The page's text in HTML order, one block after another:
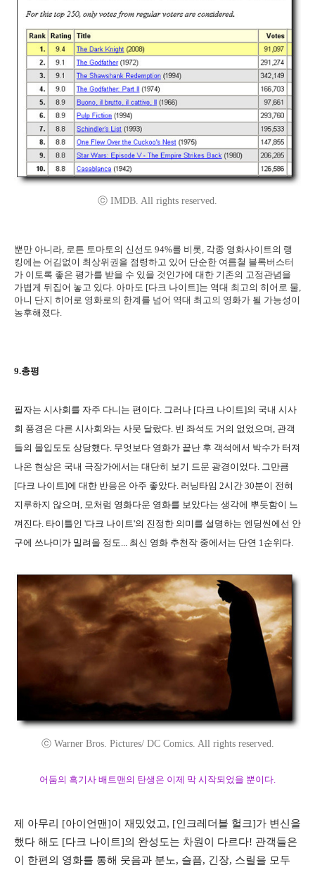
ⓒ IMDB. All rights reserved.
뿐만 아니라, 로튼 토마토의 신선도 94%를 비롯, 각종 영화사이트의 랭
킹에는 어김없이 최상위권을 점령하고 있어 단순한 여름철 블록버스터
가 이토록 좋은 평가를 받을 수 있을 것인가에 대한 기존의 고정관념을
가볍게 뒤집어 놓고 있다. 아마도 [다크 나이트]는 역대 최고의 히어로 물,
아니 단지 히어로 영화로의 한계를 넘어 역대 최고의 영화가 될 가능성이
농후해졌다.
9.총평
필자는 시사회를 자주 다니는 편이다. 그러나 [다크 나이트]의 국내 시사
회 풍경은 다른 시사회와는 사뭇 달랐다. 빈 좌석도 거의 없었으며, 관객
들의 몰입도도 상당했다. 무엇보다 영화가 끝난 후 객석에서 박수가 터져
나온 현상은 국내 극장가에서는 대단히 보기 드문 광경이었다. 그만큼
[다크 나이트]에 대한 반응은 아주 좋았다. 러닝타임 2시간 30분이 전혀
지루하지 않으며, 모처럼 영화다운 영화를 보았다는 생각에 뿌듯함이 느
껴진다. 타이틀인 '다크 나이트'의 진정한 의미를 설명하는 엔딩씬에선 안
구에 쓰나미가 밀려올 정도... 최신 영화 추천작 중에서는 단연 1순위다.
ⓒ Warner Bros. Pictures/ DC Comics. All rights reserved.
어둠의 흑기사 배트맨의 탄생은 이제 막 시작되었을 뿐이다.
제 아무리 [아이언맨]이 재밌었고, [인크레더블 헐크]가 변신을
했다 해도 [다크 나이트]의 완성도는 차원이 다르다! 관객들은
이 한편의 영화를 통해 웃음과 분노, 슬픔, 긴장, 스릴을 모두